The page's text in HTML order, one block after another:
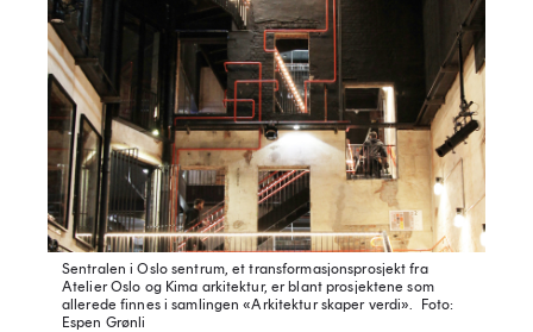
Sentralen i Oslo sentrum, et transformasjonsprosjekt fra
Atelier Oslo og Kima arkitektur, er blant prosjektene som
allerede finnes i samlingen «Arkitektur skaper verdi».
Foto:
Espen Grønli